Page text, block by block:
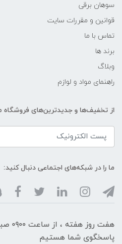
سوهان برقی
قوانین و مقررات سایت
تماس با ما
برند ها
وبلاگ
راهنمای مواد و لوازم
از تخفیف‌ها و جدیدترین‌های فروشگاه
ما را در شبکه‌های اجتماعی دنبال کنید:
پاسخگوی شما هستیم